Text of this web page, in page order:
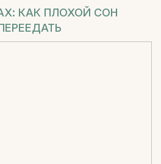
КАК ПЛОХОЙ СОН